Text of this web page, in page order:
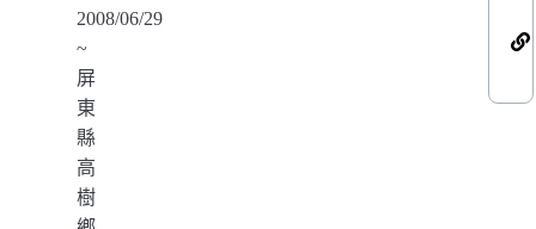
2008/06/29
~
屏
東
縣
高
樹